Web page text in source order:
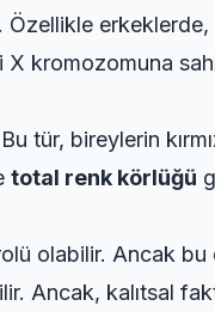
kromozomuna
tür, bireylerin
total renk körlüğü
olabilir. Ancak
Ancak, kalıtsal